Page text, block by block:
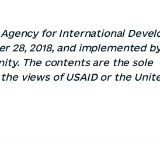
for International
28, 2018, and implemented
The contents are the sole
views of USAID or the